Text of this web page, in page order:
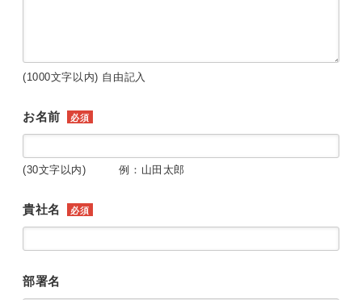
(1000文字以内) 自由記入
お名前 必須
(30文字以内) 例：山田太郎
貴社名 必須
部署名